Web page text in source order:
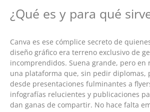
¿Qué es y para qué
Canva es ese cómplice secreto de
diseño gráfico era terreno exclusivo de
incomprendidos. Suena grande, pero en
una plataforma que, sin pedir diplomas,
desde presentaciones fulminantes a
infografías relucientes y publicaciones
dan ganas de compartir. No hace falta